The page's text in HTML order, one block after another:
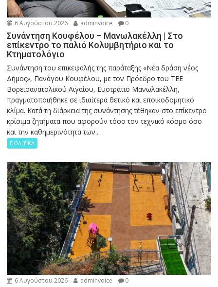
6 Αυγούστου 2026 adminvoice 0
Συνάντηση Κουφέλου – Μανωλακέλλη | Στο
επίκεντρο το παλιό Κολυμβητήριο και το
Κτηματολόγιο
Συνάντηση του επικεφαλής της παράταξης «Νέα δράση νέος
Δήμος», Πανάγου Κουφέλου, με τον Πρόεδρο του ΤΕΕ
Βορειοανατολικού Αιγαίου, Ευστράτιο Μανωλακέλλη,
πραγματοποιήθηκε σε ιδιαίτερα θετικό και εποικοδομητικό
κλίμα. Κατά τη διάρκεια της συνάντησης τέθηκαν στο επίκεντρο
κρίσιμα ζητήματα που αφορούν τόσο τον τεχνικό κόσμο όσο
και την καθημερινότητα των...
ΠΟΛΙΤΙΚΑ
6 Αυγούστου 2026 adminvoice 0